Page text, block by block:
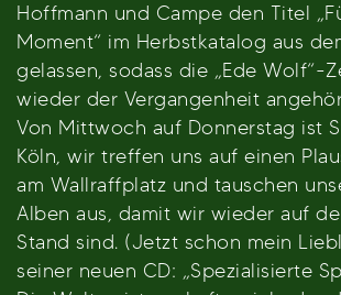
Hoffmann und Campe den Titel
Moment“ im Herbstkatalog aus
gelassen, sodass die „Ede Wolf“-
wieder der Vergangenheit
Von Mittwoch auf Donnerstag ist
Köln, wir treffen uns auf einen
am Wallraffplatz und tauschen
Alben aus, damit wir wieder auf
Stand sind. (Jetzt schon mein
seiner neuen CD: „Spezialisierte